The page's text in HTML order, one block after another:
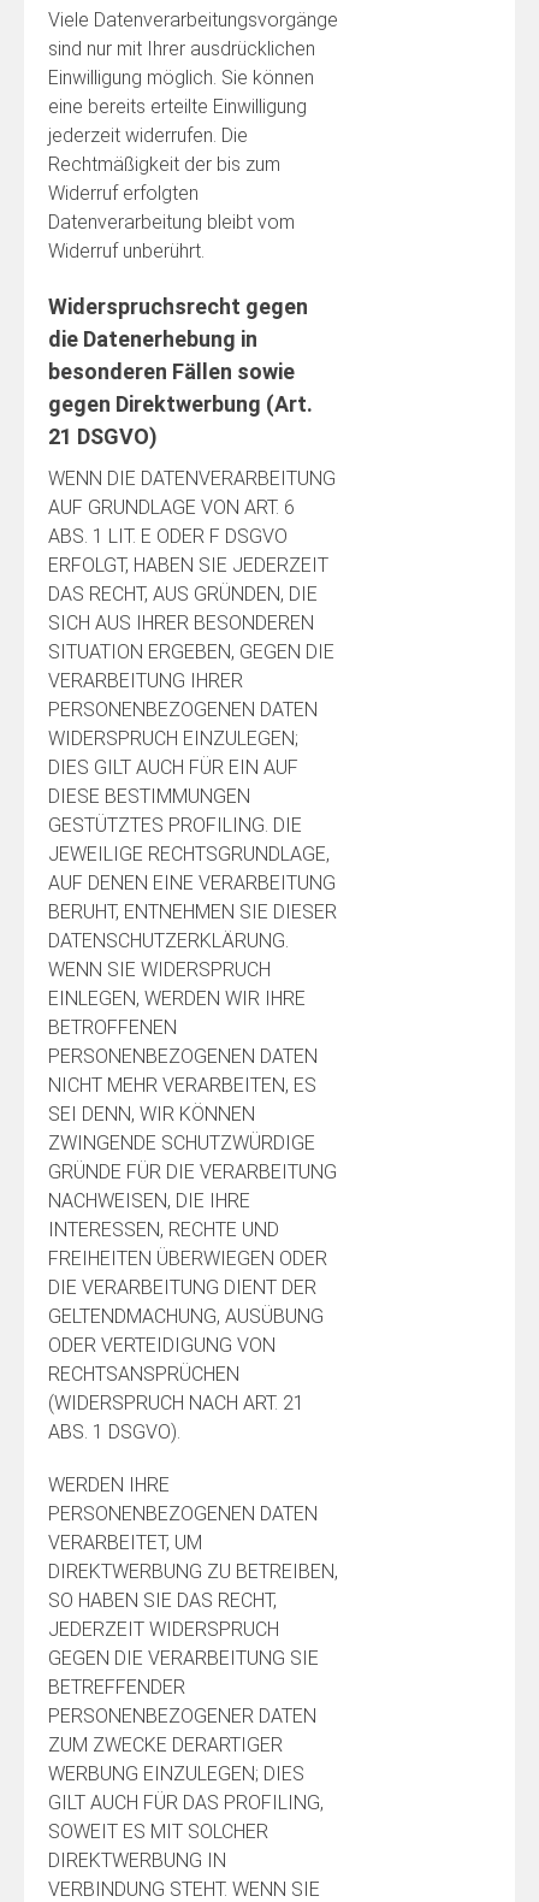
Viele Datenverarbeitungsvorgänge
sind nur mit Ihrer ausdrücklichen
Einwilligung möglich. Sie können
eine bereits erteilte Einwilligung
jederzeit widerrufen. Die
Rechtmäßigkeit der bis zum
Widerruf erfolgten
Datenverarbeitung bleibt vom
Widerruf unberührt.
Widerspruchsrecht gegen
die Datenerhebung in
besonderen Fällen sowie
gegen Direktwerbung (Art.
21 DSGVO)
WENN DIE DATENVERARBEITUNG
AUF GRUNDLAGE VON ART. 6
ABS. 1 LIT. E ODER F DSGVO
ERFOLGT, HABEN SIE JEDERZEIT
DAS RECHT, AUS GRÜNDEN, DIE
SICH AUS IHRER BESONDEREN
SITUATION ERGEBEN, GEGEN DIE
VERARBEITUNG IHRER
PERSONENBEZOGENEN DATEN
WIDERSPRUCH EINZULEGEN;
DIES GILT AUCH FÜR EIN AUF
DIESE BESTIMMUNGEN
GESTÜTZTES PROFILING. DIE
JEWEILIGE RECHTSGRUNDLAGE,
AUF DENEN EINE VERARBEITUNG
BERUHT, ENTNEHMEN SIE DIESER
DATENSCHUTZERKLÄRUNG.
WENN SIE WIDERSPRUCH
EINLEGEN, WERDEN WIR IHRE
BETROFFENEN
PERSONENBEZOGENEN DATEN
NICHT MEHR VERARBEITEN, ES
SEI DENN, WIR KÖNNEN
ZWINGENDE SCHUTZWÜRDIGE
GRÜNDE FÜR DIE VERARBEITUNG
NACHWEISEN, DIE IHRE
INTERESSEN, RECHTE UND
FREIHEITEN ÜBERWIEGEN ODER
DIE VERARBEITUNG DIENT DER
GELTENDMACHUNG, AUSÜBUNG
ODER VERTEIDIGUNG VON
RECHTSANSPRÜCHEN
(WIDERSPRUCH NACH ART. 21
ABS. 1 DSGVO).
WERDEN IHRE
PERSONENBEZOGENEN DATEN
VERARBEITET, UM
DIREKTWERBUNG ZU BETREIBEN,
SO HABEN SIE DAS RECHT,
JEDERZEIT WIDERSPRUCH
GEGEN DIE VERARBEITUNG SIE
BETREFFENDER
PERSONENBEZOGENER DATEN
ZUM ZWECKE DERARTIGER
WERBUNG EINZULEGEN; DIES
GILT AUCH FÜR DAS PROFILING,
SOWEIT ES MIT SOLCHER
DIREKTWERBUNG IN
VERBINDUNG STEHT. WENN SIE